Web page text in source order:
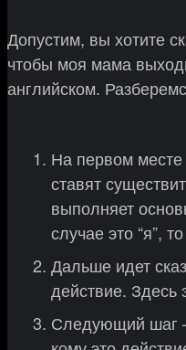
Допустим, вы хотите
чтобы моя мама
английском.
На первом месте
ставят
выполняет
случае это “я”,
Дальше идет
действие. Здесь
Следующий шаг